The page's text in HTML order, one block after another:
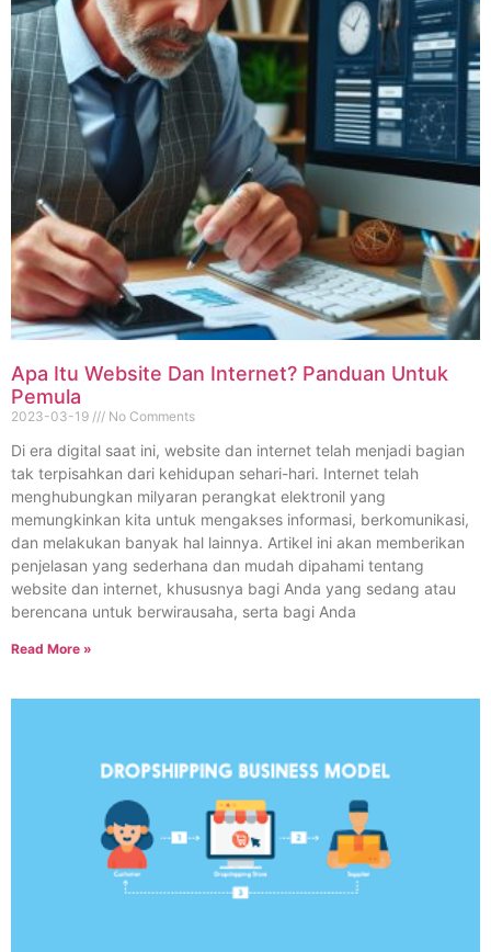
Apa Itu Website Dan Internet? Panduan Untuk
Pemula
2023-03-19 No Comments
Di era digital saat ini, website dan internet telah menjadi bagian
tak terpisahkan dari kehidupan sehari-hari. Internet telah
menghubungkan milyaran perangkat elektronil yang
memungkinkan kita untuk mengakses informasi, berkomunikasi,
dan melakukan banyak hal lainnya. Artikel ini akan memberikan
penjelasan yang sederhana dan mudah dipahami tentang
website dan internet, khususnya bagi Anda yang sedang atau
berencana untuk berwirausaha, serta bagi Anda
Read More »